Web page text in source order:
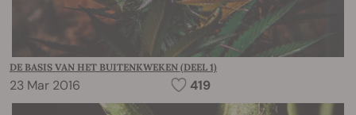
DE BASIS VAN HET BUITENKWEKEN (DEEL 1)
23 Mar 2016 419